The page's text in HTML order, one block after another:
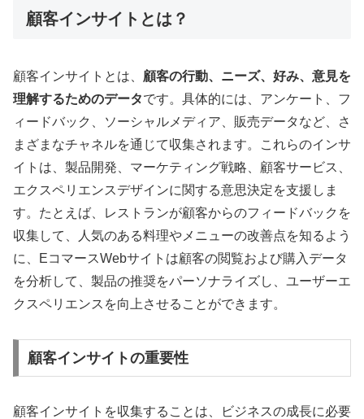
顧客インサイトとは？
顧客インサイトとは、 顧客の行動、ニーズ、好み、意見を
理解するためのデータです。具体的には、アンケート、フ
ィードバック、ソーシャルメディア、販売データなど、さ
まざまなチャネルを通じて収集されます。これらのインサ
イトは、製品開発、マーケティング戦略、顧客サービス、
エクスペリエンスデザインに関する意思決定を支援しま
す。たとえば、レストランが顧客からのフィードバックを
収集して、人気のある料理やメニューの改善点を知るよう
に、EコマースWebサイトは顧客の閲覧および購入データ
を分析して、製品の推奨をパーソナライズし、ユーザーエ
クスペリエンスを向上させることができます。
顧客インサイトの重要性
顧客インサイトを収集することは、ビジネスの成長に必要